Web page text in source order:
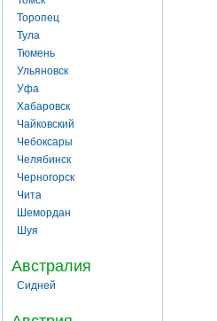
Торопец
Тула
Тюмень
Ульяновск
Уфа
Хабаровск
Чайковский
Чебоксары
Челябинск
Черногорск
Чита
Шемордан
Шуя
Австралия
Сидней